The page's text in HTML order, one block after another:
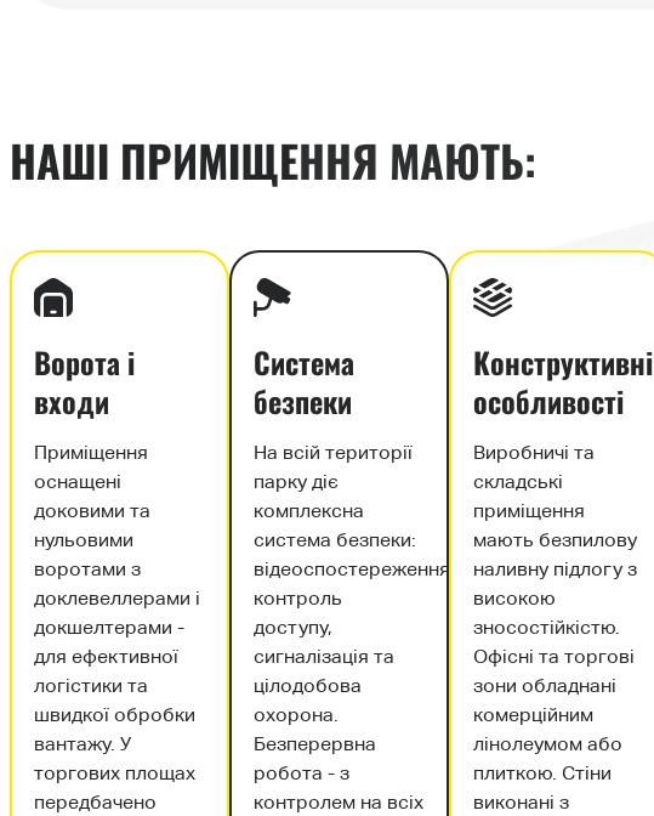
НАШІ ПРИМІЩЕННЯ МАЮТЬ:
Ворота і
входи
Приміщення
оснащені
доковими та
нульовими
воротами з
доклевеллерами і
докшелтерами -
для ефективної
логістики та
швидкої обробки
вантажу. У
торгових площах
передбачено
Система
безпеки
На всій території
парку діє
комплексна
система безпеки:
відеоспостереження,
контроль
доступу,
сигналізація та
цілодобова
охорона.
Безперервна
робота - з
контролем на всіх
Конструктивні
особливості
Виробничі та
складські
приміщення
мають безпилову
наливну підлогу з
високою
зносостійкістю.
Офісні та торгові
зони обладнані
комерційним
лінолеумом або
плиткою. Стіни
виконані з